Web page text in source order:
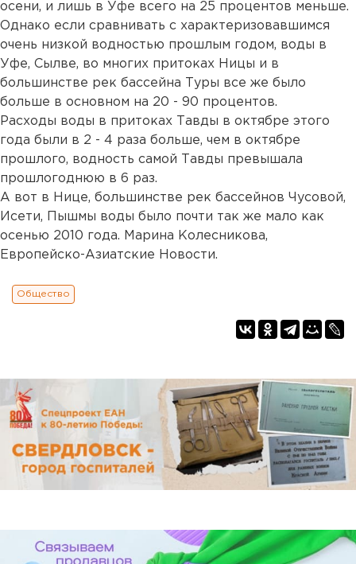
осени, и лишь в Уфе всего на 25 процентов меньше.
Однако если сравнивать с характеризовавшимся
очень низкой водностью прошлым годом, воды в
Уфе, Сылве, во многих притоках Ницы и в
большинстве рек бассейна Туры все же было
больше в основном на 20 - 90 процентов.
Расходы воды в притоках Тавды в октябре этого
года были в 2 - 4 раза больше, чем в октябре
прошлого, водность самой Тавды превышала
прошлогоднюю в 6 раз.
А вот в Нице, большинстве рек бассейнов Чусовой,
Исети, Пышмы воды было почти так же мало как
осенью 2010 года. Марина Колесникова,
Европейско-Азиатские Новости.
Общество